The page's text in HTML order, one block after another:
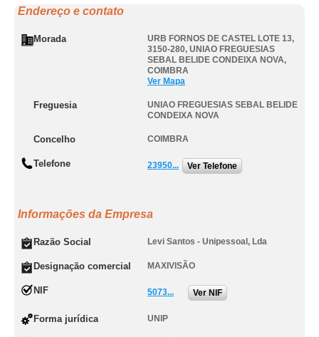
Endereço e contato
Morada
URB FORNOS DE CASTEL LOTE 13,
3150-280, UNIAO FREGUESIAS
SEBAL BELIDE CONDEIXA NOVA,
COIMBRA
Ver Mapa
Freguesia
UNIAO FREGUESIAS SEBAL BELIDE
CONDEIXA NOVA
Concelho COIMBRA
Telefone 23950... Ver Telefone
Informações da Empresa
Razão Social Levi Santos - Unipessoal, Lda
Designação comercial MAXIVISÃO
NIF 5073... Ver NIF
Forma jurídica UNIP